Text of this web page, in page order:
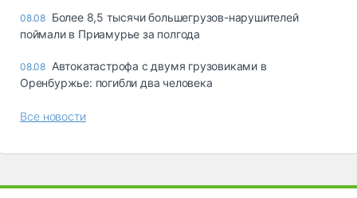
08.08 Более 8,5 тысячи большегрузов-нарушителей
поймали в Приамурье за полгода
08.08 Автокатастрофа с двумя грузовиками в
Оренбуржье: погибли два человека
Все новости